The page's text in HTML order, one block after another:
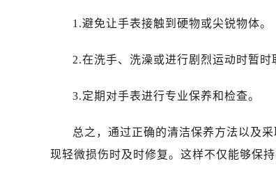
1.避免让手表接触到硬物或尖锐物体。
2.在洗手、洗澡或进行剧烈运动时暂时
3.定期对手表进行专业保养和检查。
总之，通过正确的清洁保养方法以及
现轻微损伤时及时修复。这样不仅能够保